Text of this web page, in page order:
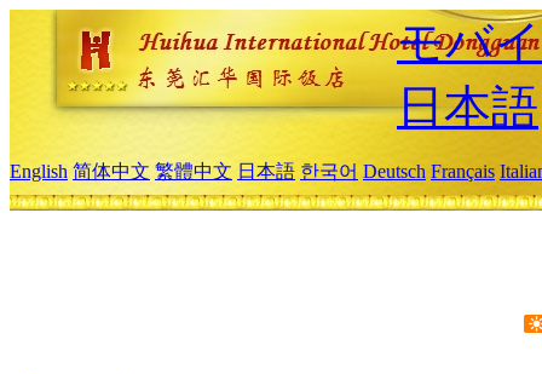
モバ
日本語
English 简体中文 繁體中文 日本語 한국어 Deutsch Français